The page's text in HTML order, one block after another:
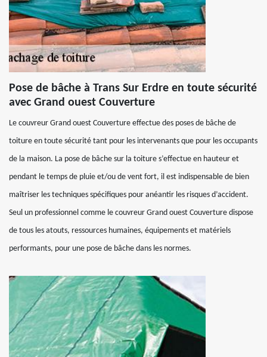
Pose de bâche à Trans Sur Erdre en toute sécurité
avec Grand ouest Couverture
Le couvreur Grand ouest Couverture effectue des poses de bâche de
toiture en toute sécurité tant pour les intervenants que pour les occupants
de la maison. La pose de bâche sur la toiture s’effectue en hauteur et
pendant le temps de pluie et/ou de vent fort, il est indispensable de bien
maîtriser les techniques spécifiques pour anéantir les risques d’accident.
Seul un professionnel comme le couvreur Grand ouest Couverture dispose
de tous les atouts, ressources humaines, équipements et matériels
performants, pour une pose de bâche dans les normes.